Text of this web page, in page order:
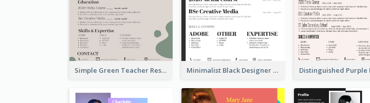
Simple Green Teacher Resume Minimalist Black Designer Resume